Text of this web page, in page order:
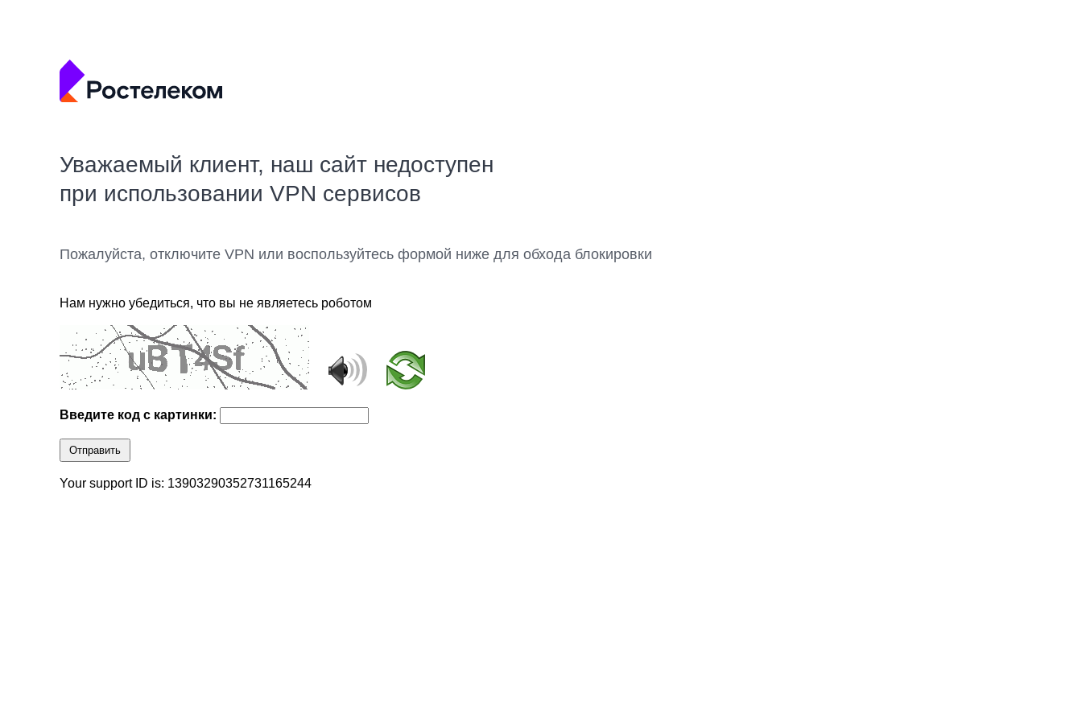
Уважаемый клиент, наш сайт недоступен
при использовании VPN сервисов
Пожалуйста, отключите VPN или воспользуйтесь формой ниже для обхода блокировки
Нам нужно убедиться, что вы не являетесь роботом
Введите код с картинки:
Отправить
Your support ID is: 13903290352731165244